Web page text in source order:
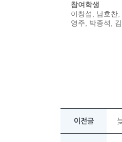
참여학생
이창섭, 남호찬
영주, 박종석,
이전글